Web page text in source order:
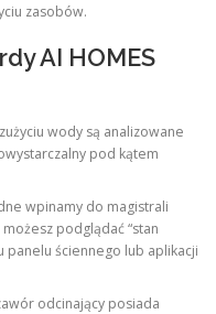
zasobów.
AI HOMES
wody są analizowane
pod kątem
wpinamy do magistrali
podglądać “stan
panelu ściennego lub aplikacji
odcinający posiada